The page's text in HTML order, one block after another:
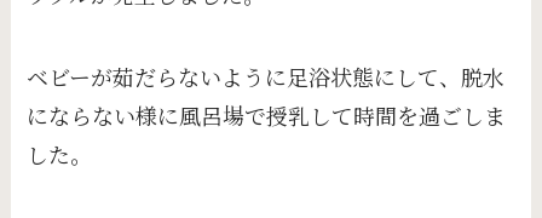
ベビーが茹だらないように足浴状態にして、脱水
にならない様に風呂場で授乳して時間を過ごしま
した。